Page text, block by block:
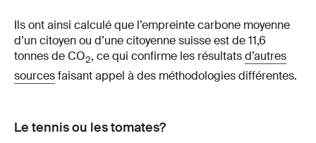
Ils ont ainsi calculé que l’empreinte carbone moyenne
d’un citoyen ou d’une citoyenne suisse est de 11,6
tonnes de CO2, ce qui confirme les résultatsd’autres
sourcesfaisant appel à des méthodologies différentes.
Le tennis ou les tomates?